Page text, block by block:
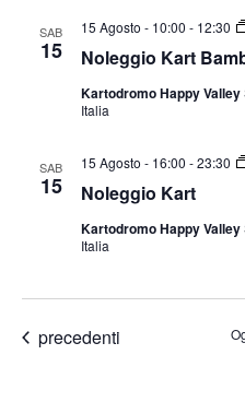
SAB
15 Noleggio Kart
15 Agosto - 10:00 - 12:30
Kartodromo Happy Valley
Italia
SAB
15 Noleggio Kart
15 Agosto - 16:00 -23:30
Kartodromo Happy Valley
Italia
Eventi
precedenti